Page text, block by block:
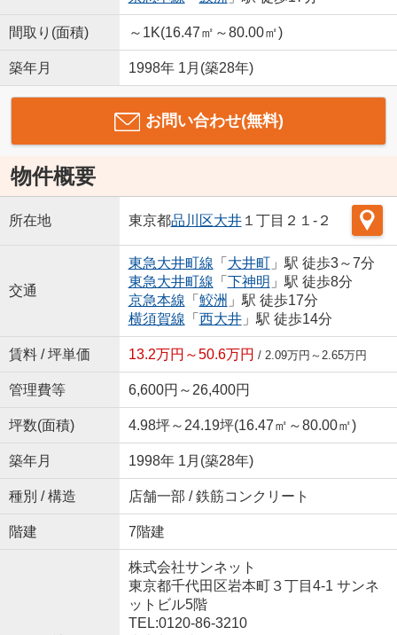
間取り(面積) ～1K(16.47㎡～80.00㎡)
築年月 1998年 1月(築28年)
お問い合わせ(無料)
物件概要
所在地 東京都品川区大井１丁目２１-２
交通
東急大井町線 「 大井町」駅 徒歩3～7分
東急大井町線 「 下神明 」駅 徒歩8分
京急本線 「 鮫洲 」駅 徒歩17分
横須賀線 「 西大井」駅 徒歩14分
賃料 / 坪単価 13.2万円～50.6万円 / 2.09万円～2.65万円
管理費等 6,600円～26,400円
坪数(面積) 4.98坪～24.19坪(16.47㎡～80.00㎡)
築年月 1998年 1月(築28年)
種別 / 構造 店舗一部 / 鉄筋コンクリート
階建 7階建
株式会社サンネット
東京都千代田区岩本町３丁目4-1 サンネ
ットビル5階
TEL:0120-86-3210